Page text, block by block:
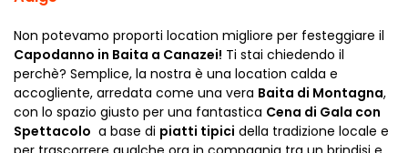
Non potevamo proporti location migliore per festeggiare il
Capodanno in Baita a Canazei! Ti stai chiedendo il
perchè? Semplice, la nostra è una location calda e
accogliente, arredata come una vera Baita di Montagna,
con lo spazio giusto per una fantastica Cena di Gala con
Spettacolo a base di piatti tipici della tradizione locale e